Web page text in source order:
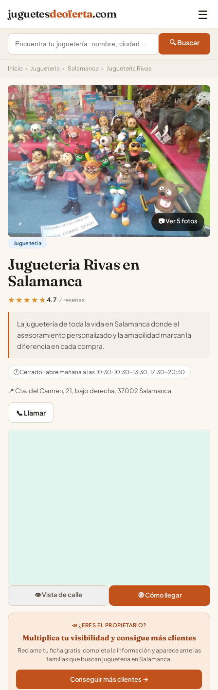
juguetesdeoferta.com ☰
🔍 Buscar
Inicio › Jugueteria › Salamanca › Jugueteria Rivas
📷 Ver 5 fotos
Cta. del Carmen, 21, bajo
37002 Salamanca
4.7
👁️ Vista de calle 🧭 Cómo llegar
Jugueteria
Jugueteria Rivas en
Salamanca
★★★★★ 4.7· 7 reseñas
La juguetería de toda la vida en Salamanca donde el
asesoramiento personalizado y la amabilidad marcan la
diferencia en cada compra.
🕐Cerrado · abre mañana a las 10:30· 10:30-13:30, 17:30-20:30
📍 Cta. del Carmen, 21, bajo derecha, 37002 Salamanca
📞 Llamar
📣 ¿ERES EL PROPIETARIO?
Multiplica tu visibilidad y consigue más clientes
Reclama tu ficha gratis, completa la información y aparece ante las
familias que buscan jugueteria en Salamanca.
Conseguir más clientes →